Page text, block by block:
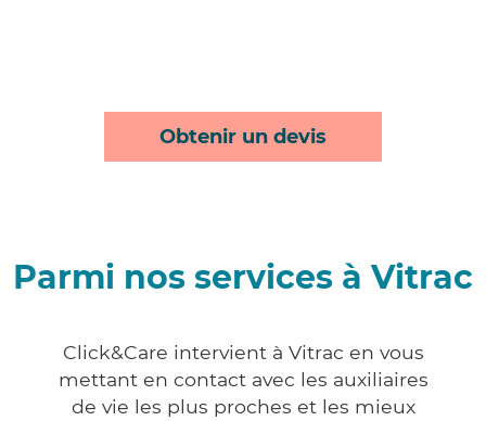
Obtenir un devis
Parmi nos services à Vitrac
Click&Care intervient à Vitrac en vous
mettant en contact avec les auxiliaires
de vie les plus proches et les mieux